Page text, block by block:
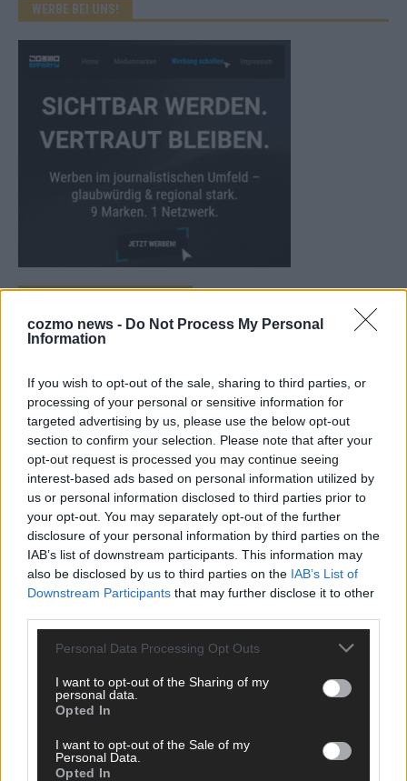
cozmo news - Do Not Process My Personal
Information
If you wish to opt-out of the sale, sharing to third parties, or
processing of your personal or sensitive information for
targeted advertising by us, please use the below opt-out
section to confirm your selection. Please note that after your
opt-out request is processed you may continue seeing
interest-based ads based on personal information utilized by
us or personal information disclosed to third parties prior to
your opt-out. You may separately opt-out of the further
disclosure of your personal information by third parties on the
IAB’s list of downstream participants. This information may
also be disclosed by us to third parties on the IAB’s List of
Downstream Participants that may further disclose it to other
Personal Data Processing Opt Outs
I want to opt-out of the Sharing of my
personal data.
Opted In
I want to opt-out of the Sale of my
Personal Data.
Opted In
WERBE BEI UNS!
AD